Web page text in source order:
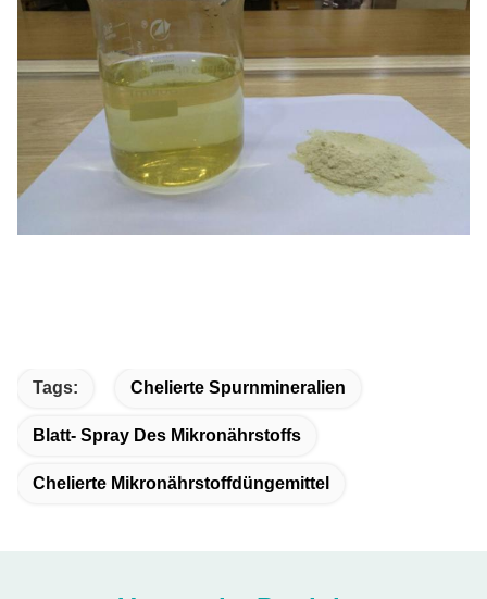
Tags: Chelierte Spurnmineralien
Blatt- Spray Des Mikronährstoffs
Chelierte Mikronährstoffdüngemittel